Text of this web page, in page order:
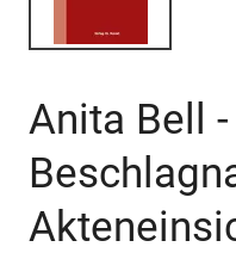
Anita Bell -